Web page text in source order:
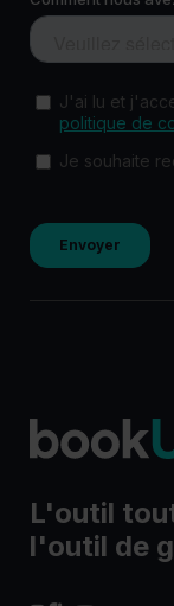
L'outil
l'outil de